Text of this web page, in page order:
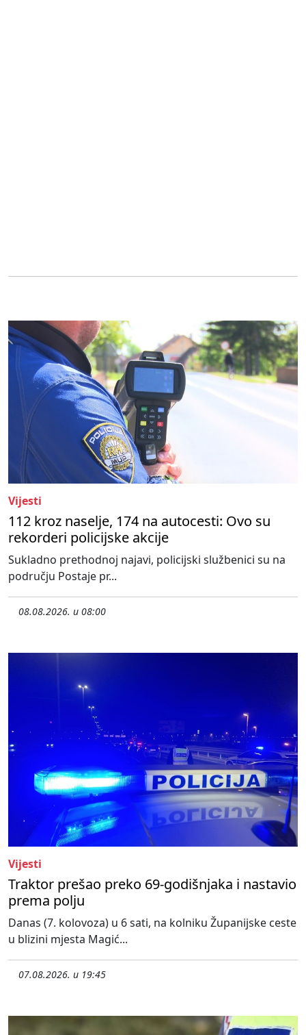
Vijesti
112 kroz naselje, 174 na autocesti: Ovo su
rekorderi policijske akcije
Sukladno prethodnoj najavi, policijski službenici su na
području Postaje pr...
08.08.2026. u 08:00
Vijesti
Traktor prešao preko 69-godišnjaka i nastavio
prema polju
Danas (7. kolovoza) u 6 sati, na kolniku Županijske ceste
u blizini mjesta Magić...
07.08.2026. u 19:45